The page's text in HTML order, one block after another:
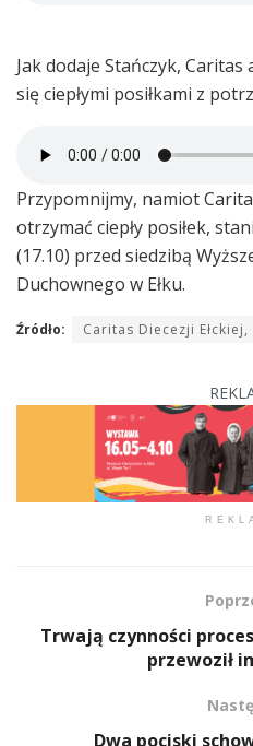
Jak dodaje Stańczyk,
się ciepłymi posiłkami z
Przypomnijmy, namiot
otrzymać ciepły posiłek,
(17.10) przed siedzibą
Duchownego w Ełku.
Źródło: Caritas Diecezji Ełckiej,
Trwają czynności
przewoził
Dwa pociski